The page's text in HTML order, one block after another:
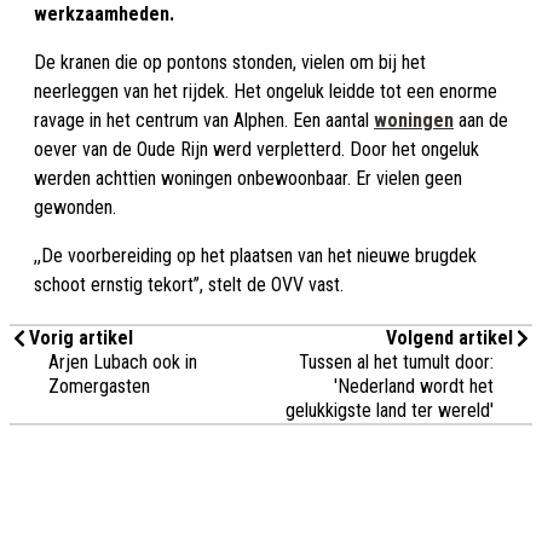
werkzaamheden.
De kranen die op pontons stonden, vielen om bij het
neerleggen van het rijdek. Het ongeluk leidde tot een enorme
ravage in het centrum van Alphen. Een aantal woningen aan de
oever van de Oude Rijn werd verpletterd. Door het ongeluk
werden achttien woningen onbewoonbaar. Er vielen geen
gewonden.
,,De voorbereiding op het plaatsen van het nieuwe brugdek
schoot ernstig tekort’’, stelt de OVV vast.
Vorig artikel
Arjen Lubach ook in
Zomergasten
Volgend artikel
Tussen al het tumult door:
'Nederland wordt het
gelukkigste land ter wereld'